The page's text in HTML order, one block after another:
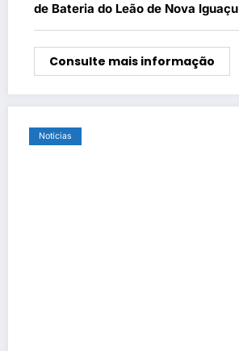
de Bateria do Leão de Nova Iguaçu
Consulte mais informação
Notícias